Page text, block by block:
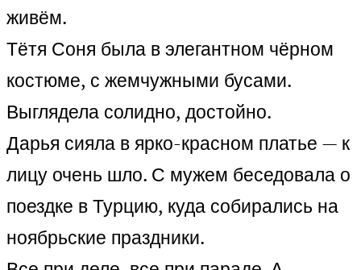
живём.
Тётя Соня была в элегантном чёрном
костюме, с жемчужными бусами.
Выглядела солидно, достойно.
Дарья сияла в ярко-красном платье — к
лицу очень шло. С мужем беседовала о
поездке в Турцию, куда собирались на
ноябрьские праздники.